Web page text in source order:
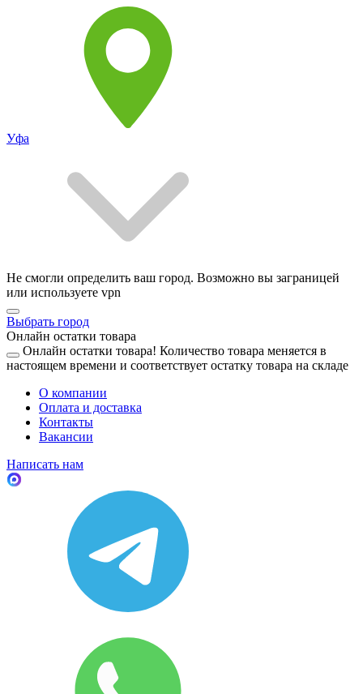
Уфа
Не смогли определить ваш город. Возможно вы заграницей
или используете vpn
Выбрать город
Онлайн остатки товара
Онлайн остатки товара! Количество товара меняется в
настоящем времени и соответствует остатку товара на складе
О компании
Оплата и доставка
Контакты
Вакансии
Написать нам